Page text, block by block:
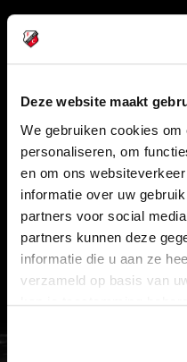
Deze website maakt
We gebruiken cookies
personaliseren, om
en om ons
informatie over uw
partners voor social
partners kunnen deze
informatie die u aan ze
verzameld op basis van
kan je toestemming
TEAMS
STADION
Informatie
VEELGESTELDE VRAGEN
CONTACT
WERKEN BIJ
VERTROUWENSPERSOON
FC